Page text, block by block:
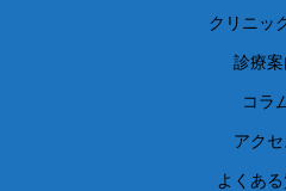
クリニッ
診療案
コラ
アクセ
よくあ